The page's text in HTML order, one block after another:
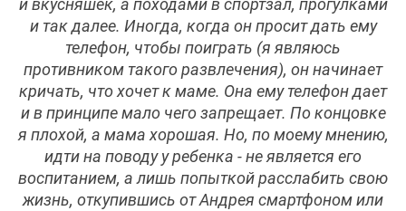
и вкусняшек, а походами в спортзал, прогулками
и так далее. Иногда, когда он просит дать ему
телефон, чтобы поиграть (я являюсь
противником такого развлечения), он начинает
кричать, что хочет к маме. Она ему телефон дает
и в принципе мало чего запрещает. По концовке
я плохой, а мама хорошая. Но, по моему мнению,
идти на поводу у ребенка - не является его
воспитанием, а лишь попыткой расслабить свою
жизнь, откупившись от Андрея смартфоном или